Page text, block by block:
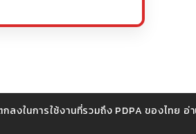
ในการใช้งานที่รวมถึง PDPA ของไทย อ่